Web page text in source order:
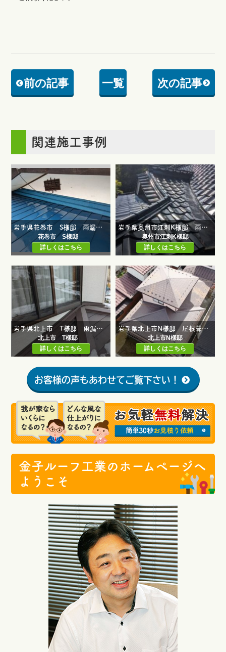
前の記事 一覧 次の記事
関連施工事例
岩手県花巻市 S様邸 雨漏り修繕工事
花巻市 S様邸
詳しくはこちら
岩手県奥州市江刺K様邸 雨漏り補修工事
奥州市江刺K様邸
詳しくはこちら
岩手県北上市 T様邸 雨漏り修理工事
北上市 T様邸
詳しくはこちら
岩手県北上市N様邸 屋根葺き替え工事（一部）
北上市N様邸
詳しくはこちら
お客様の声もあわせてご覧下さい！
金子ルーフ工業のホームページへ
ようこそ